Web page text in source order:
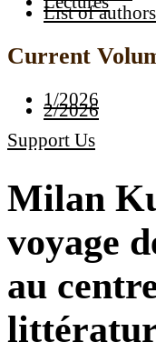
List of authors
Current
1/2026
2/2026
Support Us
Milan
voyage
au